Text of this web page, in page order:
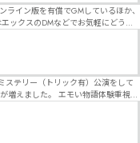
イン版を有償でGMしているほか、
ックスのDMなどでお気軽にどう
ステリー（トリック有）公演をして
くさんあるため、そのようなシナ
テリーを見つけることが難しくな